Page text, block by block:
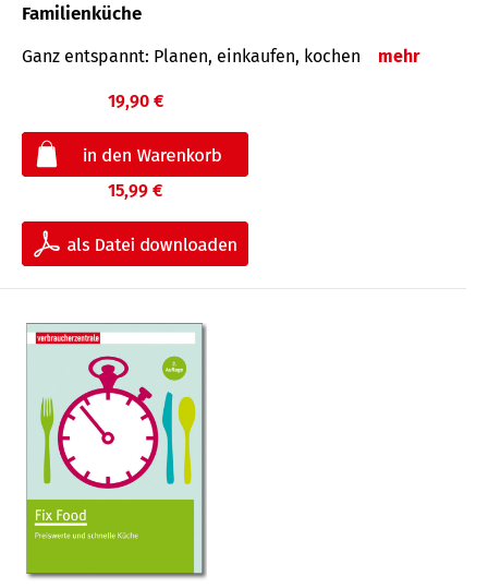
Familienküche
Ganz entspannt: Planen, einkaufen, kochen mehr
19,90 €
15,99 €